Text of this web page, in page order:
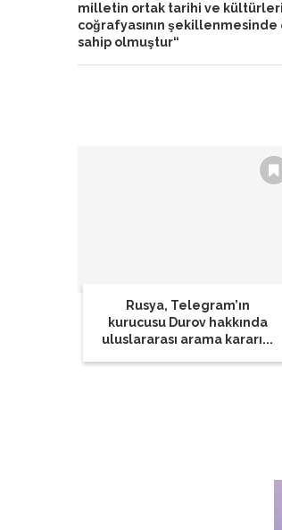
milletin ortak tarihi ve
coğrafyasının
sahip olmuştur“
Rusya, Telegram’ın
kurucusu Durov hakkında
uluslararası arama kararı...